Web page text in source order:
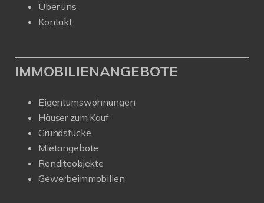
Über uns
Kontakt
IMMOBILIENANGEBOTE
Eigentumswohnungen
Häuser zum Kauf
Grundstücke
Mietangebote
Renditeobjekte
Gewerbeimmobilien